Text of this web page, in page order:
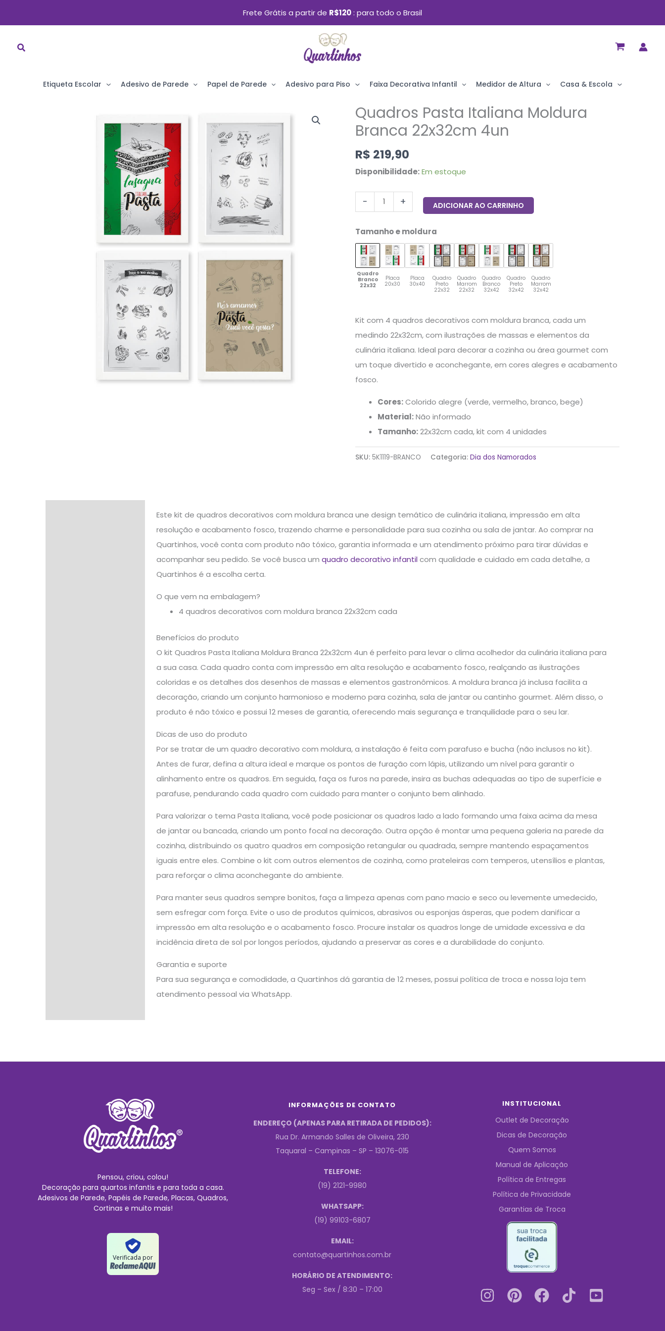
Ir
Frete Grátis a partir de R$120 para todo o Brasil
Etiqueta Escolar Adesivo de Parede Papel de Parede Adesivo para Piso Faixa Decorativa Infantil Medidor de Altura Casa & Escola
Quadros Pasta Italiana Moldura
Branca 22x32cm 4un
R$ 219,90
Disponibilidade: Em estoque
-
Quadros
Pasta
Moldura
Branca
4un
quantidade
+ ADICIONAR AO CARRINHO
Tamanho e moldura
Quadro
Branco
22x32
Placa
20x30
Placa
30x40
Quadro
Preto
22x32
Quadro
Marrom
22x32
Quadro
Branco
32x42
Quadro
Preto
32x42
Quadro
Marrom
32x42
Kit com 4 quadros decorativos com moldura branca, cada um
medindo 22x32cm, com ilustrações de massas e elementos da
culinária italiana. Ideal para decorar a cozinha ou área gourmet com
um toque divertido e aconchegante, em cores alegres e acabamento
fosco.
Cores:Colorido alegre (verde, vermelho, branco, bege)
Material:Não informado
Tamanho:22x32cm cada, kit com 4 unidades
SKU:5K1119-BRANCO Categoria:Dia dos Namorados
Este kit de quadros decorativos com moldura branca une design temático de culinária italiana, impressão em alta
resolução e acabamento fosco, trazendo charme e personalidade para sua cozinha ou sala de jantar. Ao comprar na
Quartinhos, você conta com produto não tóxico, garantia informada e um atendimento próximo para tirar dúvidas e
acompanhar seu pedido. Se você busca um quadro decorativo infantil com qualidade e cuidado em cada detalhe, a
Quartinhos é a escolha certa.
O que vem na embalagem?
4 quadros decorativos com moldura branca 22x32cm cada
Benefícios do produto
O kit Quadros Pasta Italiana Moldura Branca 22x32cm 4un é perfeito para levar o clima acolhedor da culinária italiana para
a sua casa. Cada quadro conta com impressão em alta resolução e acabamento fosco, realçando as ilustrações
coloridas e os detalhes dos desenhos de massas e elementos gastronômicos. A moldura branca já inclusa facilita a
decoração, criando um conjunto harmonioso e moderno para cozinha, sala de jantar ou cantinho gourmet. Além disso, o
produto é não tóxico e possui 12 meses de garantia, oferecendo mais segurança e tranquilidade para o seu lar.
Dicas de uso do produto
Por se tratar de um quadro decorativo com moldura, a instalação é feita com parafuso e bucha (não inclusos no kit).
Antes de furar, defina a altura ideal e marque os pontos de furação com lápis, utilizando um nível para garantir o
alinhamento entre os quadros. Em seguida, faça os furos na parede, insira as buchas adequadas ao tipo de superfície e
parafuse, pendurando cada quadro com cuidado para manter o conjunto bem alinhado.
Para valorizar o tema Pasta Italiana, você pode posicionar os quadros lado a lado formando uma faixa acima da mesa
de jantar ou bancada, criando um ponto focal na decoração. Outra opção é montar uma pequena galeria na parede da
cozinha, distribuindo os quatro quadros em composição retangular ou quadrada, sempre mantendo espaçamentos
iguais entre eles. Combine o kit com outros elementos de cozinha, como prateleiras com temperos, utensílios e plantas,
para reforçar o clima aconchegante do ambiente.
Para manter seus quadros sempre bonitos, faça a limpeza apenas com pano macio e seco ou levemente umedecido,
sem esfregar com força. Evite o uso de produtos químicos, abrasivos ou esponjas ásperas, que podem danificar a
impressão em alta resolução e o acabamento fosco. Procure instalar os quadros longe de umidade excessiva e da
incidência direta de sol por longos períodos, ajudando a preservar as cores e a durabilidade do conjunto.
Garantia e suporte
Para sua segurança e comodidade, a Quartinhos dá garantia de 12 meses, possui política de troca e nossa loja tem
atendimento pessoal via WhatsApp.
Pensou, criou, colou!
Decoração para quartos infantis e para toda a casa.
Adesivos de Parede, Papéis de Parede, Placas, Quadros,
Cortinas e muito mais!
Verificada por
INFORMAÇÕES DE CONTATO
ENDEREÇO (APENAS PARA RETIRADA DE PEDIDOS):
Rua Dr. Armando Salles de Oliveira, 230
Taquaral – Campinas – SP – 13076-015
TELEFONE:
(19) 2121-9980
WHATSAPP:
(19) 99103-6807
EMAIL:
contato@quartinhos.com.br
HORÁRIO DE ATENDIMENTO:
Seg – Sex / 8:30 – 17:00
INSTITUCIONAL
Outlet de Decoração
Dicas de Decoração
Quem Somos
Manual de Aplicação
Política de Entregas
Política de Privacidade
Garantias de Troca